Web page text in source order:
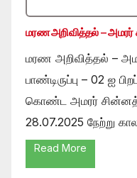
மரண அறிவித்தல் – அமரர்
மரண அறிவித்தல் –
பாண்டிருப்பு – 02 ஐ
கொண்ட அமரர்
28.07.2025 நேற்று
Read More